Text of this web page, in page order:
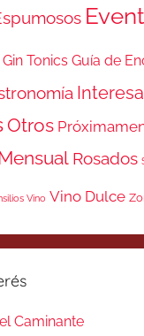
Gin Tonics Guía de
Otros
Rosados
Vino Vino Dulce
Caminante